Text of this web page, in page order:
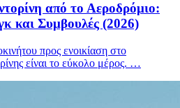
από το Αεροδρόμιο:
και Συμβουλές (2026)
προς ενοικίαση στο
είναι το εύκολο μέρος. …